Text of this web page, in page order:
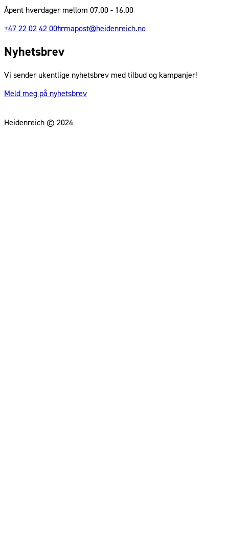
Åpent hverdager mellom 07.00 - 16.00
+47 22 02 42 00firmapost@heidenreich.no
Nyhetsbrev
Vi sender ukentlige nyhetsbrev med tilbud og kampanjer!
Meld meg på nyhetsbrev
Heidenreich © 2024